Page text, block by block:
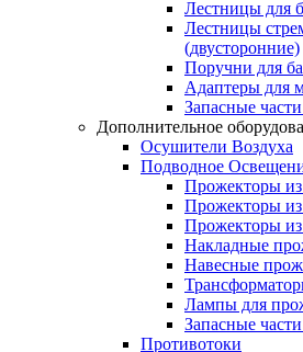
Лестницы для
Лестницы
(двусторонние)
Поручни для
Адаптеры для
Запасные
Дополнительное
Осушители Воздуха
Подводное
Прожекторы из
Прожекторы
Прожекторы
Накладные
Навесные
Лампы для
Запасные
Противотоки